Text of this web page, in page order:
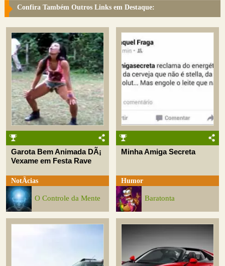
Confira Também Outros Links em Destaque:
Garota Bem Animada DÃ¡
Vexame em Festa Rave
NotÃ­cias
O Controle da Mente
Minha Amiga Secreta
Humor
Baratonta